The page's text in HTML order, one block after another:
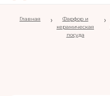
Главная ›
Фарфор и
керамическая
посуда
›